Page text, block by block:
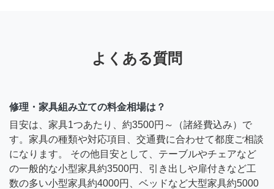
よくある質問
修理・家具組み立ての料金相場は？
目安は、家具1つあたり、約3500円～（諸経費込み）で
す。家具の種類や対応項目、交通費に合わせて都度ご相談
になります。 その他目安として、テーブルやチェアなど
の一般的な小型家具約3500円、引き出しや扉付きなど工
数の多い小型家具約4000円、ベッドなど大型家具約5000